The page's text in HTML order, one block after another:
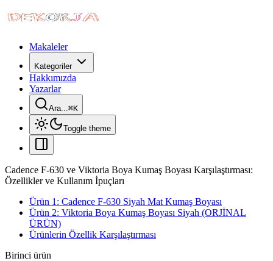
Makaleler
Kategoriler
Hakkımızda
Yazarlar
Ara...⌘K
Toggle theme
Cadence F-630 ve Viktoria Boya Kumaş Boyası Karşılaştırması:
Özellikler ve Kullanım İpuçları
Ürün 1: Cadence F-630 Siyah Mat Kumaş Boyası
Ürün 2: Viktoria Boya Kumaş Boyası Siyah (ORJİNAL
ÜRÜN)
Ürünlerin Özellik Karşılaştırması
Birinci ürün